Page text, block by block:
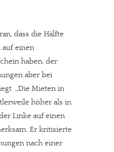
dass die Hälfte
auf einen
haben, der
aber bei
„Die Mieten in
höher als in
Linke auf einen
Er kritisierte
nach einer